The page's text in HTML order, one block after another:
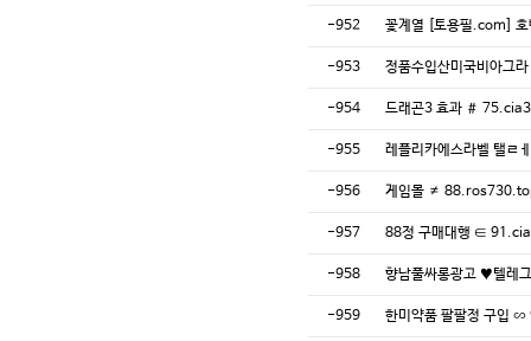
-952 꽃계열 [토용필.com] 호
-953 정품수입산미국비아그
-954 드래곤3 효과 ＃
-955 레플리카에스라벨 탤ㄹ
-956 게임몰 ≠
-957 88정 구매대행 ∈
-958 향남풀싸롱광고 ♥️텔레
-959 한미약품 팔팔정 구입